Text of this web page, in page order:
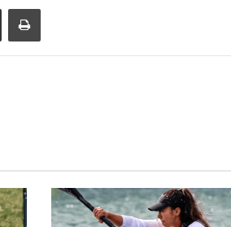
Enviar vía email Imprimir